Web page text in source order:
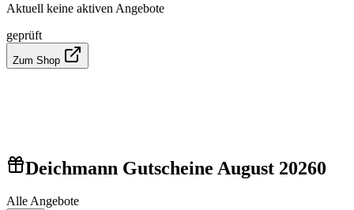
Aktuell keine aktiven Angebote
geprüft
Zum Shop
Deichmann Gutscheine August 20260
Alle Angebote